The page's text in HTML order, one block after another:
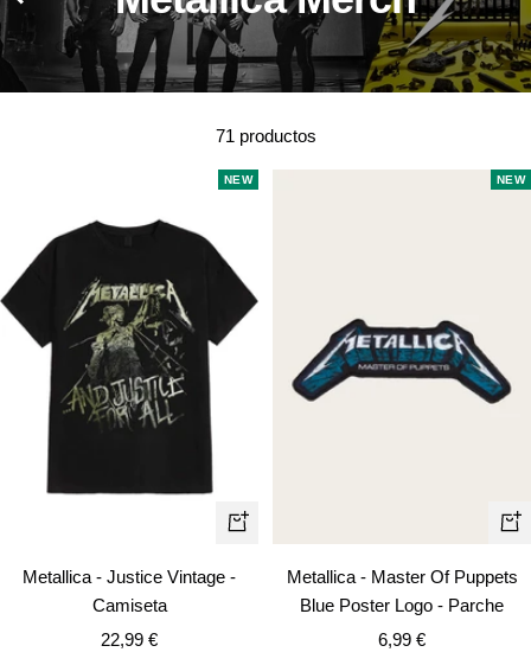
71 productos
NEW
Vista
Metallica - Justice Vintage -
Camiseta
Precio
22,99 €
NEW
+
Metallica - Master Of Puppets
Blue Poster Logo - Parche
Precio
6,99 €